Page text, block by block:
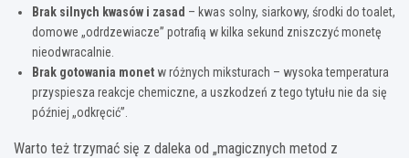
Brak silnych kwasów i zasad – kwas solny, siarkowy, środki do toalet,
domowe „odrdzewiacze” potrafią w kilka sekund zniszczyć monetę
nieodwracalnie.
Brak gotowania monet w różnych miksturach – wysoka temperatura
przyspiesza reakcje chemiczne, a uszkodzeń z tego tytułu nie da się
później „odkręcić”.
Warto też trzymać się z daleka od „magicznych metod z